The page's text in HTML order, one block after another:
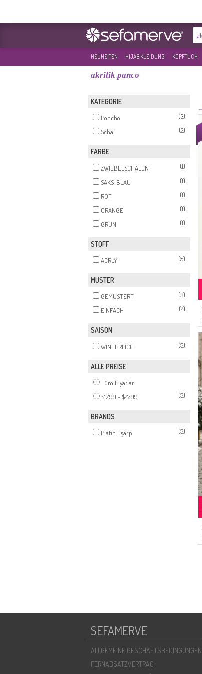
NEUHEITEN HIJAB KLEIDUNG KOPFTUCH
akrilik panco
KATEGORIE
Poncho
(3)
Schal
(2)
FARBE
ZWIEBELSCHALEN
(1)
SAKS-BLAU
(1)
ROT
(1)
ORANGE
(1)
GRÜN
(1)
STOFF
ACRLY (5)
MUSTER
GEMUSTERT
(3)
EINFACH
(2)
SAISON
WINTERLICH (5)
ALLE PREISE
Tüm Fiyatlar
$17.99 - $27.99
(5)
BRANDS
Platin Eşarp (5)
SEFAMERVE
ALLGEMEINE GESCHÄFTSBEDINGUNGEN
FERNABSATZVERTRAG